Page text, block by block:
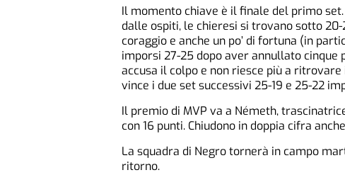
Il momento chiave è il finale del primo
dalle ospiti, le chieresi si trovano sotto
coraggio e anche un po’ di fortuna (in
imporsi 27-25 dopo aver annullato
accusa il colpo e non riesce più a
vince i due set successivi 25-19 e 25-22
Il premio di MVP va a Németh,
con 16 punti. Chiudono in doppia cifra
La squadra di Negro tornerà in campo
ritorno.